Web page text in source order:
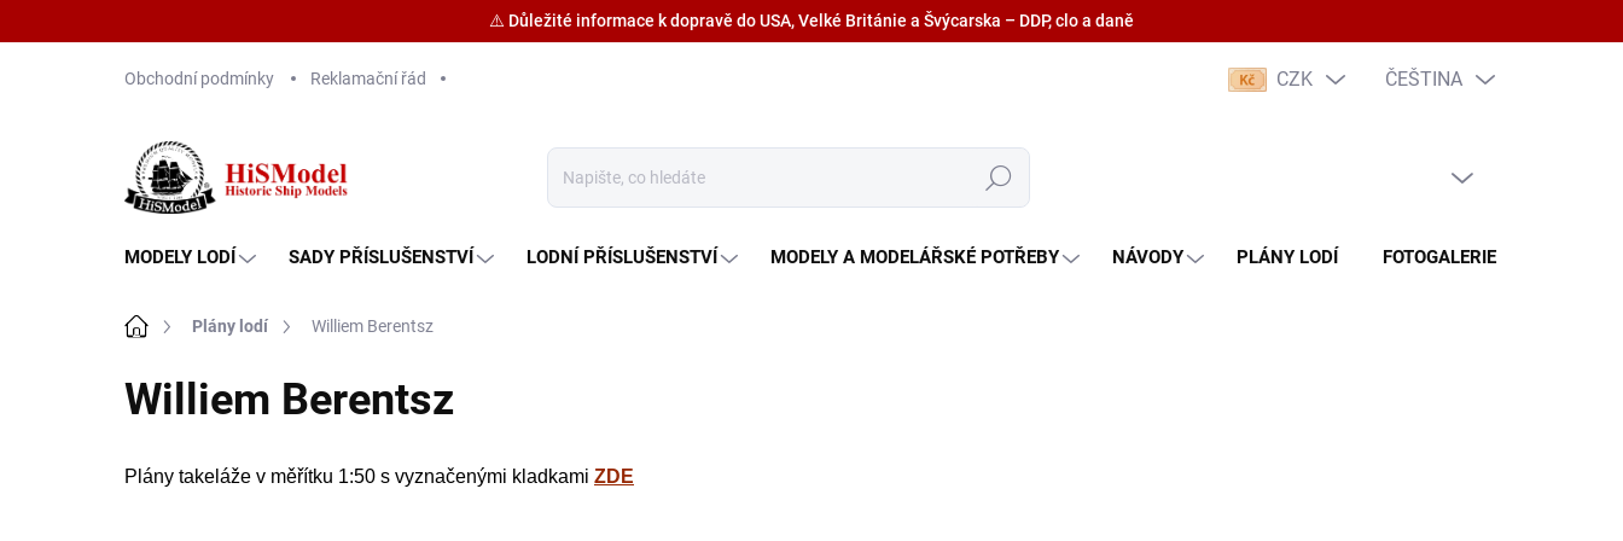
Obchodní podmínky Reklamační řád CZK ČEŠTINA
Hledat
MODELY LODÍ SADY PŘÍSLUŠENSTVÍ LODNÍ PŘÍSLUŠENSTVÍ MODELY A MODELÁŘSKÉ POTŘEBY NÁVODY PLÁNY LODÍ FOTOGALERIE
Domů Plány lodí Williem Berentsz
Williem Berentsz
Plány takeláže v měřítku 1:50 s vyznačenými kladkami ZDE
⚠️ Důležité informace k dopravě do USA, Velké Británie a Švýcarska – DDP, clo a daně